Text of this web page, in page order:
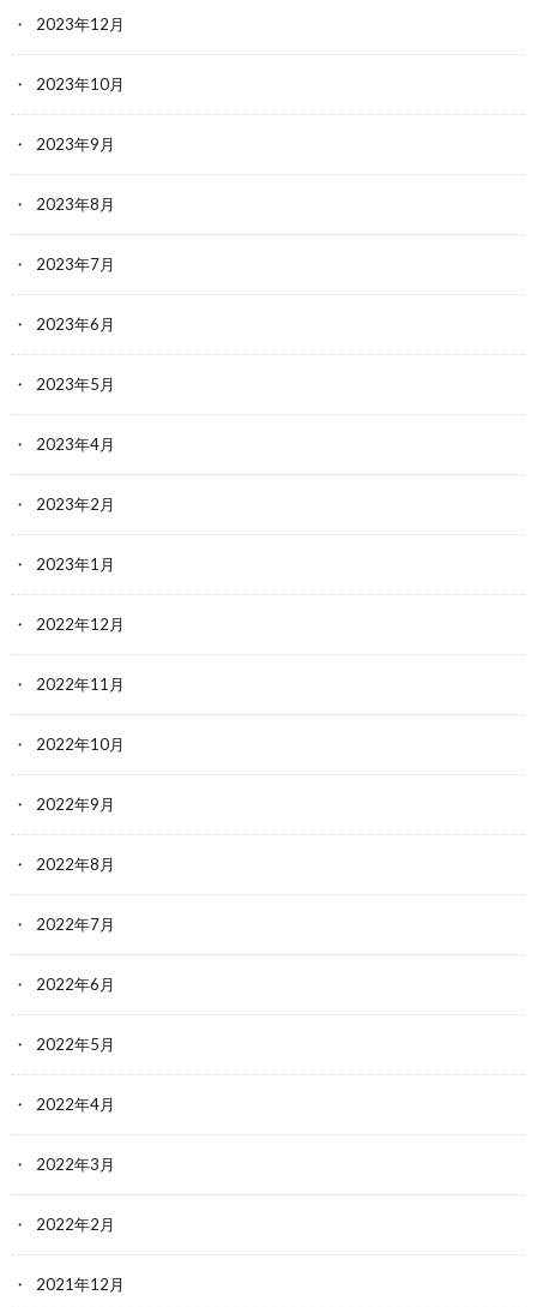
2023年12月
2023年10月
2023年9月
2023年8月
2023年7月
2023年6月
2023年5月
2023年4月
2023年2月
2023年1月
2022年12月
2022年11月
2022年10月
2022年9月
2022年8月
2022年7月
2022年6月
2022年5月
2022年4月
2022年3月
2022年2月
2021年12月